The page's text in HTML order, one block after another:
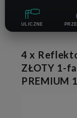
ULICZNE
4 x Reflektor GU10 DOM CZARNO-
ZŁOTY 1-
PREMIUM